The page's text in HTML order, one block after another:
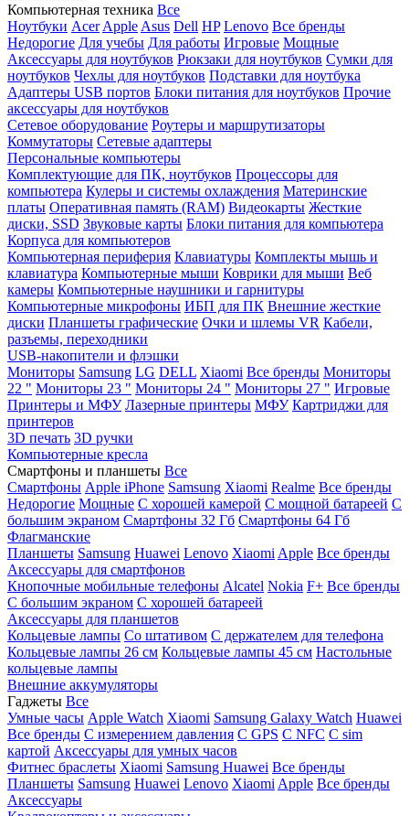
Компьютерная техника Все
Ноутбуки Acer Apple Asus Dell HP Lenovo Все бренды
Недорогие Для учебы Для работы Игровые Мощные
Аксессуары для ноутбуков Рюкзаки для ноутбуков Сумки для
ноутбуков Чехлы для ноутбуков Подставки для ноутбука
Адаптеры USB портов Блоки питания для ноутбуков Прочие
аксессуары для ноутбуков
Сетевое оборудование Роутеры и маршрутизаторы
Коммутаторы Сетевые адаптеры
Персональные компьютеры
Комплектующие для ПК, ноутбуков Процессоры для
компьютера Кулеры и системы охлаждения Материнские
платы Оперативная память (RAM) Видеокарты Жесткие
диски, SSD Звуковые карты Блоки питания для компьютера
Корпуса для компьютеров
Компьютерная периферия Клавиатуры Комплекты мышь и
клавиатура Компьютерные мыши Коврики для мыши Веб
камеры Компьютерные наушники и гарнитуры
Компьютерные микрофоны ИБП для ПК Внешние жесткие
диски Планшеты графические Очки и шлемы VR Кабели,
разъемы, переходники
USB-накопители и флэшки
Мониторы Samsung LG DELL Xiaomi Все бренды Мониторы
22 " Мониторы 23 " Мониторы 24 " Мониторы 27 " Игровые
Принтеры и МФУ Лазерные принтеры МФУ Картриджи для
принтеров
3D печать 3D ручки
Компьютерные кресла
Смартфоны и планшеты Все
Смартфоны Apple iPhone Samsung Xiaomi Realme Все бренды
Недорогие Мощные С хорошей камерой С мощной батареей С
большим экраном Смартфоны 32 Гб Смартфоны 64 Гб
Флагманские
Планшеты Samsung Huawei Lenovo Xiaomi Apple Все бренды
Аксессуары для смартфонов
Кнопочные мобильные телефоны Alcatel Nokia F+ Все бренды
С большим экраном С хорошей батареей
Аксессуары для планшетов
Кольцевые лампы Со штативом C держателем для телефона
Кольцевые лампы 26 см Кольцевые лампы 45 см Настольные
кольцевые лампы
Внешние аккумуляторы
Гаджеты Все
Умные часы Apple Watch Xiaomi Samsung Galaxy Watch Huawei
Все бренды C измерением давления C GPS C NFC C sim
картой Аксессуары для умных часов
Фитнес браслеты Xiaomi Samsung Huawei Все бренды
Планшеты Samsung Huawei Lenovo Xiaomi Apple Все бренды
Аксессуары